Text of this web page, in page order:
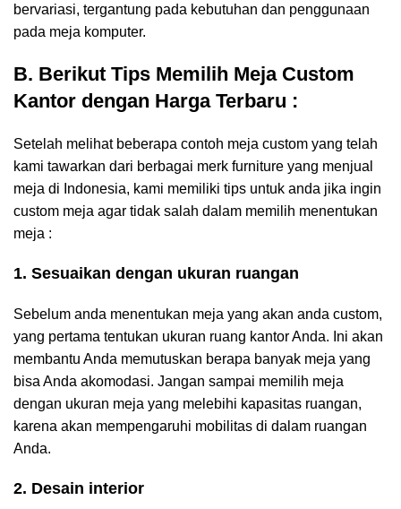
bervariasi, tergantung pada kebutuhan dan penggunaan
pada meja komputer.
B. Berikut Tips Memilih Meja Custom
Kantor dengan Harga Terbaru :
Setelah melihat beberapa contoh meja custom yang telah
kami tawarkan dari berbagai merk furniture yang menjual
meja di Indonesia, kami memiliki tips untuk anda jika ingin
custom meja agar tidak salah dalam memilih menentukan
meja :
1. Sesuaikan dengan ukuran ruangan
Sebelum anda menentukan meja yang akan anda custom,
yang pertama tentukan ukuran ruang kantor Anda. Ini akan
membantu Anda memutuskan berapa banyak meja yang
bisa Anda akomodasi. Jangan sampai memilih meja
dengan ukuran meja yang melebihi kapasitas ruangan,
karena akan mempengaruhi mobilitas di dalam ruangan
Anda.
2. Desain interior